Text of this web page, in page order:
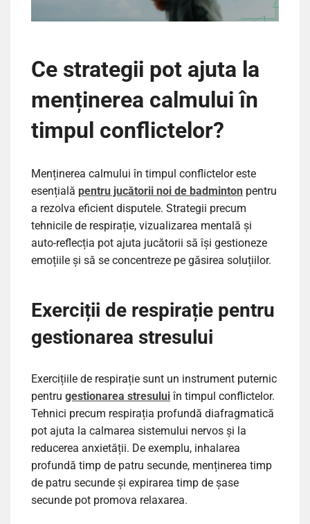
Ce strategii pot ajuta la
menținerea calmului în
timpul conflictelor?
Menținerea calmului în timpul conflictelor este
esențială pentru jucătorii noi de badminton pentru
a rezolva eficient disputele. Strategii precum
tehnicile de respirație, vizualizarea mentală și
auto-reflecția pot ajuta jucătorii să își gestioneze
emoțiile și să se concentreze pe găsirea soluțiilor.
Exerciții de respirație pentru
gestionarea stresului
Exercițiile de respirație sunt un instrument puternic
pentru gestionarea stresuluiîn timpul conflictelor.
Tehnici precum respirația profundă diafragmatică
pot ajuta la calmarea sistemului nervos și la
reducerea anxietății. De exemplu, inhalarea
profundă timp de patru secunde, menținerea timp
de patru secunde și expirarea timp de șase
secunde pot promova relaxarea.